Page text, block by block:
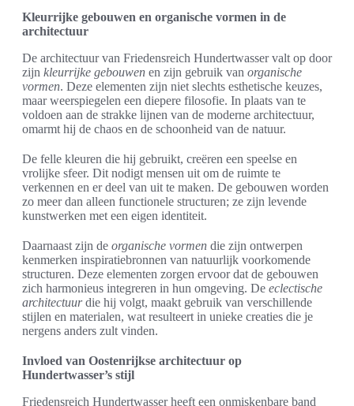
Kleurrijke gebouwen en organische vormen in de
architectuur
De architectuur van Friedensreich Hundertwasser valt op door
zijn kleurrijke gebouwen en zijn gebruik van organische
vormen. Deze elementen zijn niet slechts esthetische keuzes,
maar weerspiegelen een diepere filosofie. In plaats van te
voldoen aan de strakke lijnen van de moderne architectuur,
omarmt hij de chaos en de schoonheid van de natuur.
De felle kleuren die hij gebruikt, creëren een speelse en
vrolijke sfeer. Dit nodigt mensen uit om de ruimte te
verkennen en er deel van uit te maken. De gebouwen worden
zo meer dan alleen functionele structuren; ze zijn levende
kunstwerken met een eigen identiteit.
Daarnaast zijn de organische vormen die zijn ontwerpen
kenmerken inspiratiebronnen van natuurlijk voorkomende
structuren. Deze elementen zorgen ervoor dat de gebouwen
zich harmonieus integreren in hun omgeving. De eclectische
architectuurdie hij volgt, maakt gebruik van verschillende
stijlen en materialen, wat resulteert in unieke creaties die je
nergens anders zult vinden.
Invloed van Oostenrijkse architectuur op
Hundertwasser’s stijl
Friedensreich Hundertwasser heeft een onmiskenbare band